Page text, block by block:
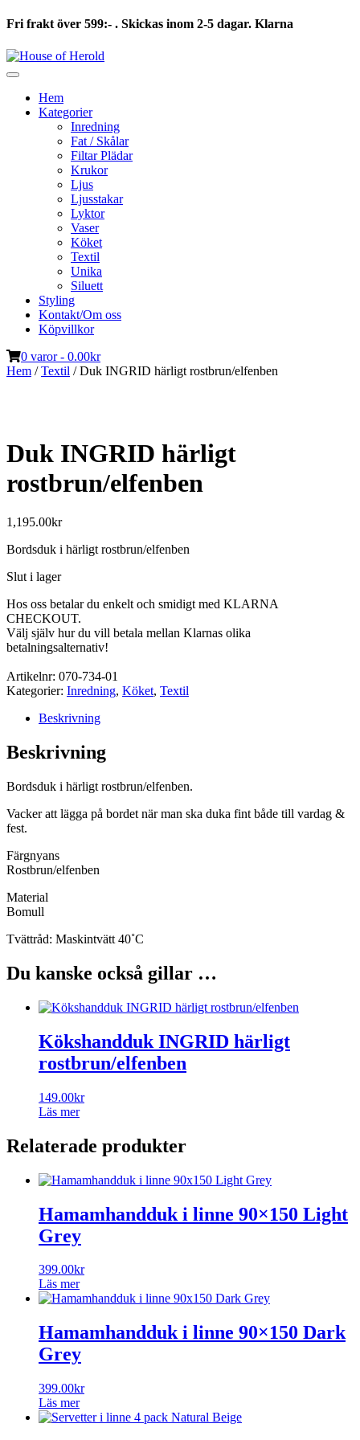
Fri frakt över 599:- . Skickas inom 2-5 dagar. Klarna
Hoppa
till
Hem
Kategorier
Inredning
Fat / Skålar
Filtar Plädar
Krukor
Ljus
Ljusstakar
Lyktor
Vaser
Köket
Textil
Unika
Siluett
Styling
Kontakt/Om oss
Köpvillkor
0 varor - 0.00kr
Hem /Textil / Duk INGRID härligt rostbrun/elfenben
Duk INGRID härligt
rostbrun/elfenben
1,195.00kr
Bordsduk i härligt rostbrun/elfenben
Slut i lager
Hos oss betalar du enkelt och smidigt med KLARNA
CHECKOUT.
Välj själv hur du vill betala mellan Klarnas olika
betalningsalternativ!
Artikelnr: 070-734-01
Kategorier: Inredning, Köket, Textil
Beskrivning
Beskrivning
Bordsduk i härligt rostbrun/elfenben.
Vacker att lägga på bordet när man ska duka fint både till vardag &
fest.
Färgnyans
Rostbrun/elfenben
Material
Bomull
Tvättråd: Maskintvätt 40˚C
Du kanske också gillar …
Kökshandduk INGRID härligt
rostbrun/elfenben
149.00kr
Läs mer
Relaterade produkter
Hamamhandduk i linne 90×150 Light
Grey
399.00kr
Läs mer
Hamamhandduk i linne 90×150 Dark
Grey
399.00kr
Läs mer